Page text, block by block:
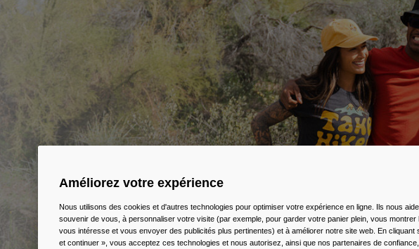
Améliorez votre expérience
Nous utilisons des cookies et d'autres technologies pour optimiser votre expérience en ligne. Ils nous
souvenir de vous, à personnaliser votre visite (par exemple, pour garder votre panier plein, vous montrer
vous intéresse et vous envoyer des publicités plus pertinentes) et à améliorer notre site web. En cliquant
et continuer », vous acceptez ces technologies et nous autorisez, ainsi que nos partenaires de